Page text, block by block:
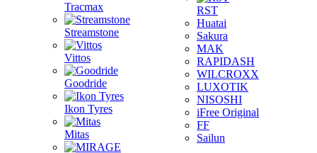
Tracmax
Streamstone
Vittos
Goodride
Ikon Tyres
Mitas
RST
Huatai
Sakura
MAK
RAPIDASH
WILCROXX
LUXOTIK
NISOSHI
iFree Original
FF
Sailun